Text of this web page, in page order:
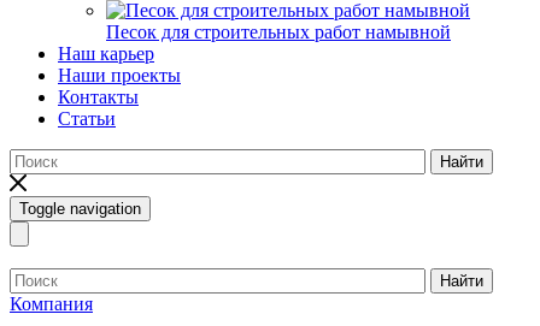
Песок для строительных работ намывной
Наш карьер
Наши проекты
Контакты
Статьи
Найти
Toggle navigation
Найти
Компания